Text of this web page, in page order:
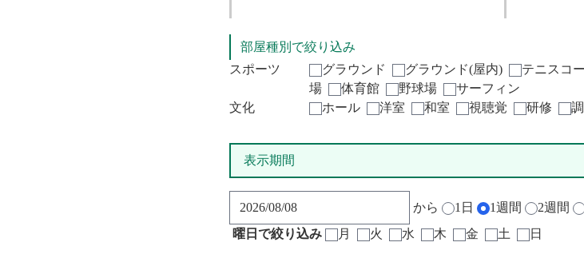
部屋種別で絞り込み
スポーツ
グラウンド グラウンド(屋内) テニスコ
場
体育館 野球場
サーフィン
文化
ホール 洋室 和室 視聴覚 研修
表示期間
から 1日 1週間 2週間
曜日で絞り込み
月 火 水 木 金 土 日